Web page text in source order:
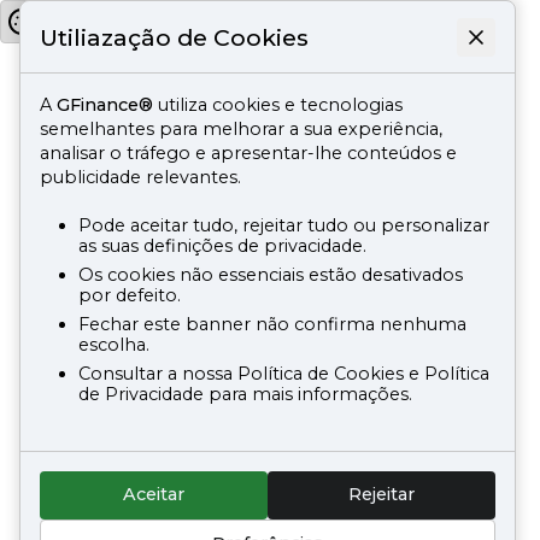
Utiliazação de Cookies
AGFinance® utiliza cookies e tecnologias
semelhantes para melhorar a sua experiência,
analisar o tráfego e apresentar-lhe conteúdos e
publicidade relevantes.
Pode aceitar tudo, rejeitar tudo ou personalizar
as suas definições de privacidade.
Os cookies não essenciais estão desativados
por defeito.
Fechar este banner não confirma nenhuma
escolha.
Consultar a nossa Política de Cookies e Política
de Privacidade para mais informações.
Aceitar Rejeitar